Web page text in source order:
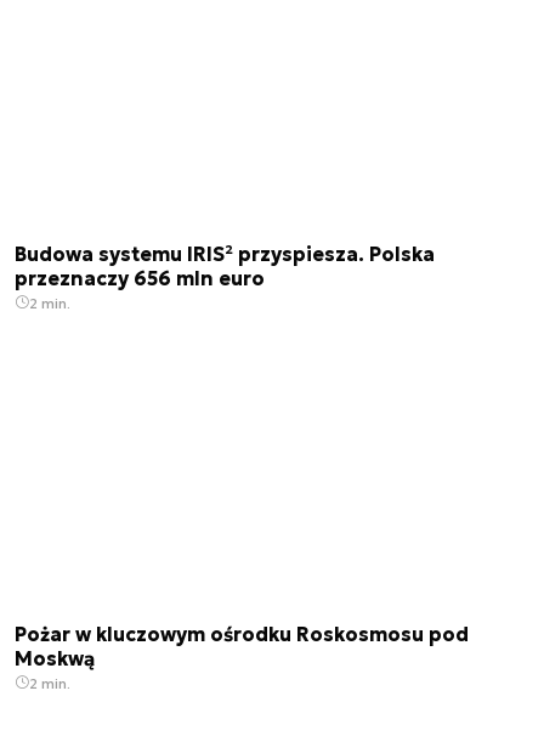
Budowa systemu IRIS² przyspiesza. Polska
przeznaczy 656 mln euro
2 min.
Pożar w kluczowym ośrodku Roskosmosu pod
Moskwą
2 min.